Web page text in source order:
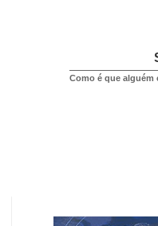
Como é que alguém